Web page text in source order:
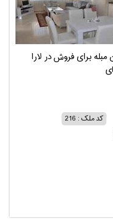
مبله برای فروش در لارا
کد ملک : 216